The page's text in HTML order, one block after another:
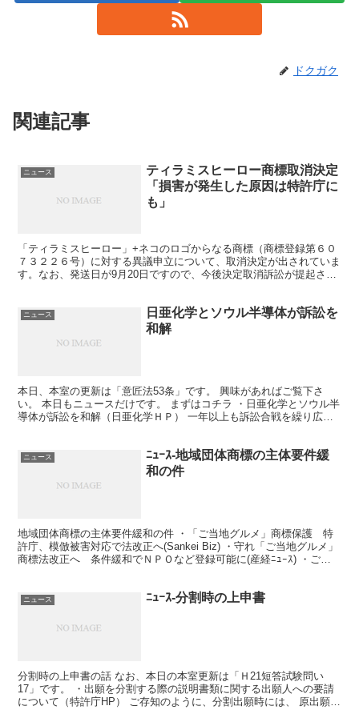
ドクガク
関連記事
ニュース
ティラミスヒーロー商標取消決定
「損害が発生した原因は特許庁に
も」
「ティラミスヒーロー」+ネコのロゴからなる商標（商標登録第６０
７３２２６号）に対する異議申立について、取消決定が出されていま
す。なお、発送日が9月20日ですので、今後決定取消訴訟が提起され
ニュース
日亜化学とソウル半導体が訴訟を
和解
本日、本室の更新は「意匠法53条」です。 興味があればご覧下さ
い。 本日もニュースだけです。 まずはコチラ ・日亜化学とソウル半
導体が訴訟を和解（日亜化学ＨＰ） 一年以上も訴訟合戦を繰り広げ
ニュース
ﾆｭｰｽ-地域団体商標の主体要件緩
和の件
地域団体商標の主体要件緩和の件 ・「ご当地グルメ」商標保護 特
許庁、模倣被害対応で法改正へ(Sankei Biz) ・守れ「ご当地グルメ」
商標法改正へ 条件緩和でＮＰＯなど登録可能に(産経ﾆｭｰｽ) ・ご当
ニュース ﾆｭｰｽ-分割時の上申書
分割時の上申書の話 なお、本日の本室更新は「Ｈ21短答試験問い
17」です。 ・出願を分割する際の説明書類に関する出願人への要請
について（特許庁HP） ご存知のように、分割出願時には、 原出願か